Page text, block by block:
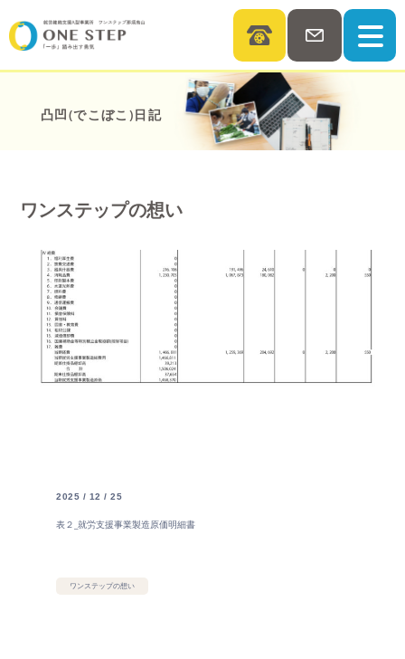
凸凹(でこぼこ)日記
ワンステップの想い
2025 / 12 / 25
表２_就労支援事業製造原価明細書
ワンステップの想い